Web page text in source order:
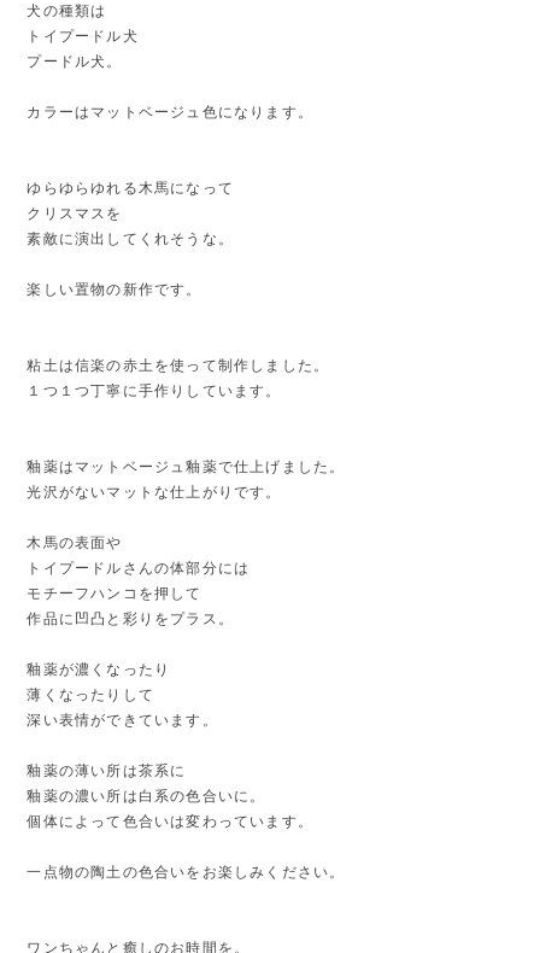
犬の種類は
トイプードル犬
プードル犬。
カラーはマットベージュ色になります。
ゆらゆらゆれる木馬になって
クリスマスを
素敵に演出してくれそうな。
楽しい置物の新作です。
粘土は信楽の赤土を使って制作しました。
１つ１つ丁寧に手作りしています。
釉薬はマットベージュ釉薬で仕上げました。
光沢がないマットな仕上がりです。
木馬の表面や
トイプードルさんの体部分には
モチーフハンコを押して
作品に凹凸と彩りをプラス。
釉薬が濃くなったり
薄くなったりして
深い表情ができています。
釉薬の薄い所は茶系に
釉薬の濃い所は白系の色合いに。
個体によって色合いは変わっています。
一点物の陶土の色合いをお楽しみください。
ワンちゃんと癒しのお時間を。